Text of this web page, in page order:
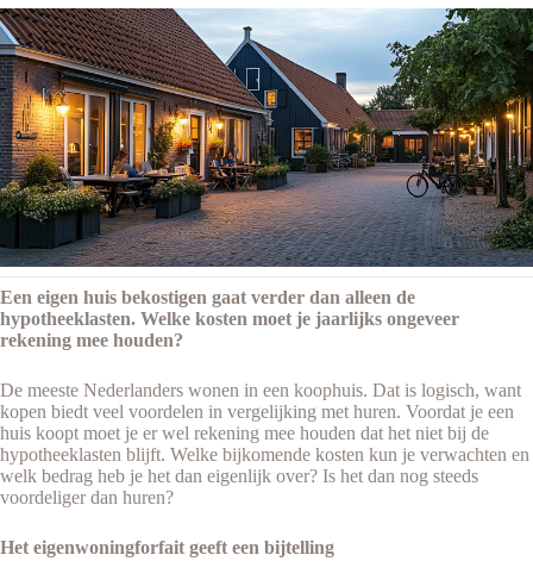
Een eigen huis bekostigen gaat verder dan alleen de
hypotheeklasten. Welke kosten moet je jaarlijks ongeveer
rekening mee houden?
De meeste Nederlanders wonen in een koophuis. Dat is logisch, want
kopen biedt veel voordelen in vergelijking met huren. Voordat je een
huis koopt moet je er wel rekening mee houden dat het niet bij de
hypotheeklasten blijft. Welke bijkomende kosten kun je verwachten en
welk bedrag heb je het dan eigenlijk over? Is het dan nog steeds
voordeliger dan huren?
Het eigenwoningforfait geeft een bijtelling